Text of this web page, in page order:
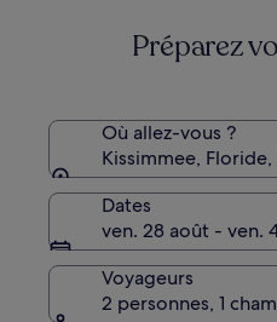
Préparez
Où allez-vous ?
Kissimmee,
Dates
ven. 28 août - ven.
Voyageurs
2 personnes, 1